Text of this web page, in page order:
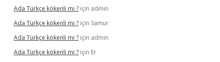
Ada Türkçe kökenli mi ? için admin
Ada Türkçe kökenli mi ? için Samur
Ada Türkçe kökenli mi ? için admin
Ada Türkçe kökenli mi ? için Er